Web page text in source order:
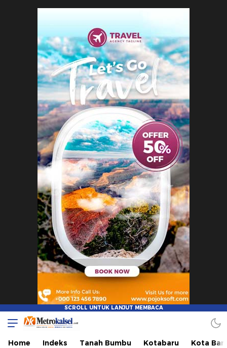
Metro Kalsel
Media Online Terkini, Faktual dan Mendidik
Home Indeks Tanah Bumbu Kotabaru Kota